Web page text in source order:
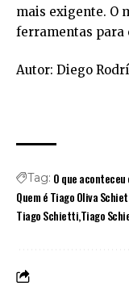
mais exigente. O
ferramentas para
Autor: Diego
Tag: O que
Quem é Tiago Oliva
Tiago SchiettiTiago